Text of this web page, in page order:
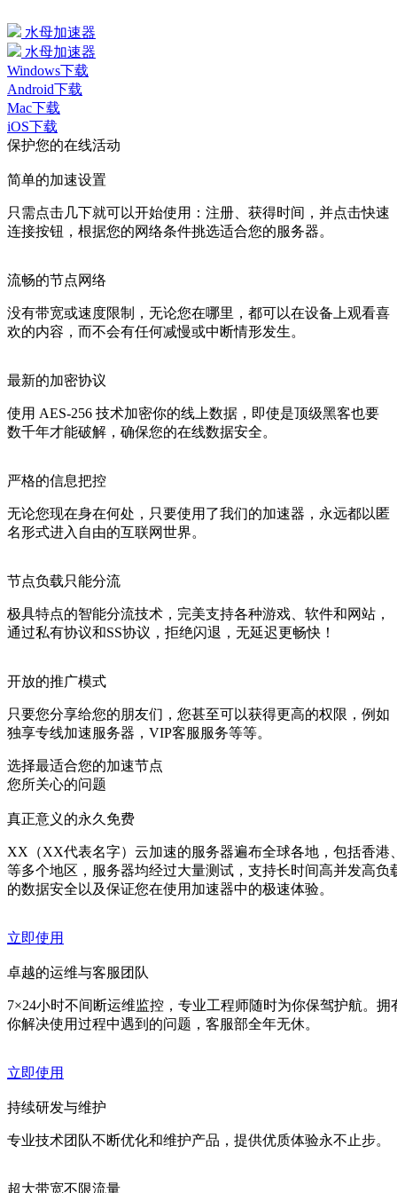
水母加速器
水母加速器
Windows下载
Android下载
Mac下载
iOS下载
保护您的在线活动
简单的加速设置
只需点击几下就可以开始使用：注册、获得时间，并点击快速
连接按钮，根据您的网络条件挑选适合您的服务器。
流畅的节点网络
没有带宽或速度限制，无论您在哪里，都可以在设备上观看喜
欢的内容，而不会有任何减慢或中断情形发生。
最新的加密协议
使用 AES-256 技术加密你的线上数据，即使是顶级黑客也要
数千年才能破解，确保您的在线数据安全。
严格的信息把控
无论您现在身在何处，只要使用了我们的加速器，永远都以匿
名形式进入自由的互联网世界。
节点负载只能分流
极具特点的智能分流技术，完美支持各种游戏、软件和网站，
通过私有协议和SS协议，拒绝闪退，无延迟更畅快！
开放的推广模式
只要您分享给您的朋友们，您甚至可以获得更高的权限，例如
独享专线加速服务器，VIP客服服务等等。
选择最适合您的加速节点
您所关心的问题
真正意义的永久免费
XX（XX代表名字）云加速的服务器遍布全球各地，包括香港
等多个地区，服务器均经过大量测试，支持长时间高并发高
的数据安全以及保证您在使用加速器中的极速体验。
立即使用
卓越的运维与客服团队
7×24小时不间断运维监控，专业工程师随时为你保驾护航。
你解决使用过程中遇到的问题，客服部全年无休。
立即使用
持续研发与维护
专业技术团队不断优化和维护产品，提供优质体验永不止步。
超大带宽不限流量